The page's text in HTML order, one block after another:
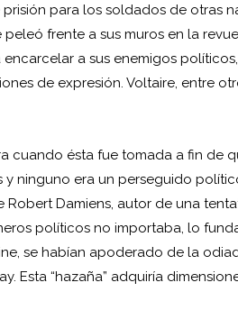
para los soldados de otras
frente a sus muros en la
a sus enemigos
de expresión. Voltaire, entre
cuando ésta fue tomada a fin de
ninguno era un perseguido
Damiens, autor de una
políticos no importaba, lo
se habían apoderado de la
Esta “hazaña” adquiría